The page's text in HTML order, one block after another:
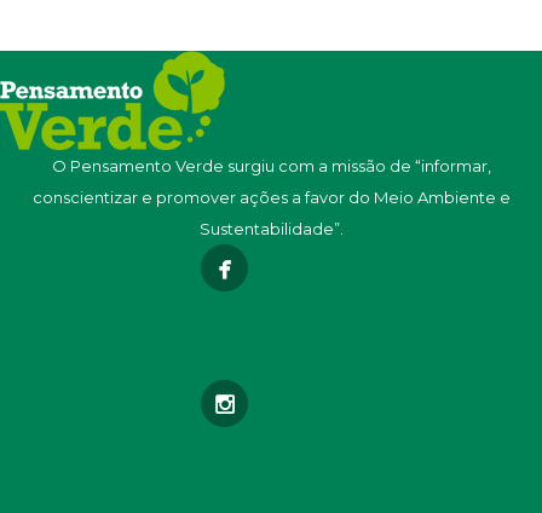
O Pensamento Verde surgiu com a missão de “informar,
conscientizar e promover ações a favor do Meio Ambiente e
Sustentabilidade”.